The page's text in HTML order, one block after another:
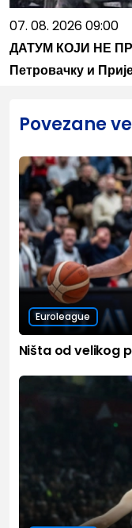
07. 08. 2026 09:00
ДАТУМ КОЈИ НЕ
Петровачку и
Povezane
Euroleague
Ništa od velikog